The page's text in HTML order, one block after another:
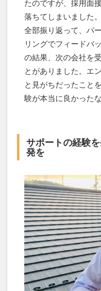
たのですが、採用面
落ちてしまいました
全部振り返って、パ
リングでフィードバ
の結果、次の会社を
とがありました。エ
と見がちだったこと
験が本当に良かった
サポートの経験
発を